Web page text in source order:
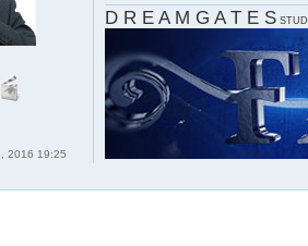
D R E A M G A T E S
2016 19:25